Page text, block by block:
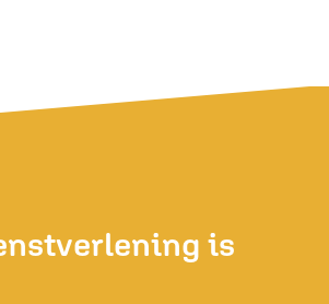
is